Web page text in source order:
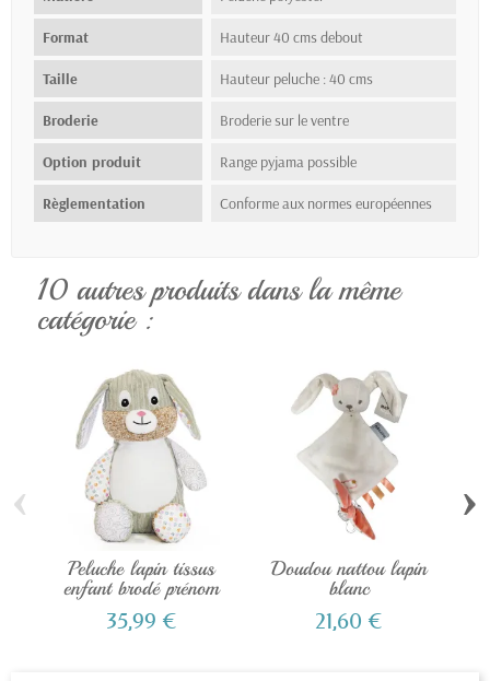
Format Hauteur 40 cms debout
Taille Hauteur peluche : 40 cms
Broderie Broderie sur le ventre
Option produit Range pyjama possible
Règlementation Conforme aux normes européennes
10 autres produits dans la même
catégorie :
Peluche lapin tissus
enfant brodé prénom
35,99 €
Doudou nattou lapin
blanc
21,60 €
‹ ›